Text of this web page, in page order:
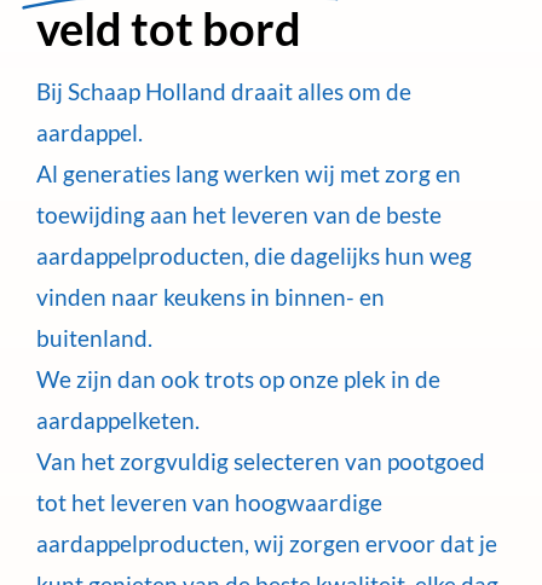
veld tot bord
Bij Schaap Holland draait alles om de
aardappel.
Al generaties lang werken wij met zorg en
toewijding aan het leveren van de beste
aardappelproducten, die dagelijks hun weg
vinden naar keukens in binnen- en
buitenland.
We zijn dan ook trots op onze plek in de
aardappelketen.
Van het zorgvuldig selecteren van pootgoed
tot het leveren van hoogwaardige
aardappelproducten, wij zorgen ervoor dat je